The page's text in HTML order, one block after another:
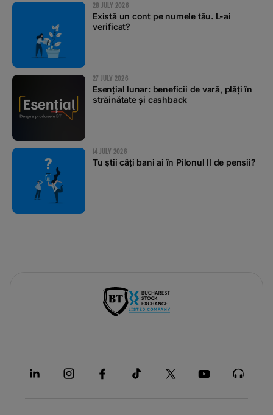
28 JULY 2026
Există un cont pe numele tău. L-ai
verificat?
27 JULY 2026
Esențial lunar: beneficii de vară, plăți în
străinătate și cashback
14 JULY 2026
Tu știi câți bani ai în Pilonul II de pensii?